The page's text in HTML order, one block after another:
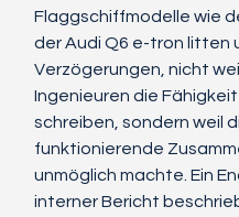
Flaggschiffmodelle wie
der Audi Q6 e-tron litten
Verzögerungen, nicht
Ingenieuren die
schreiben, sondern weil
funktionierende
unmöglich machte. Ein
interner Bericht